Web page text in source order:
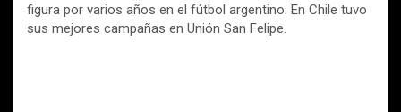
figura por varios años en el fútbol argentino. En Chile tuvo
sus mejores campañas en Unión San Felipe.